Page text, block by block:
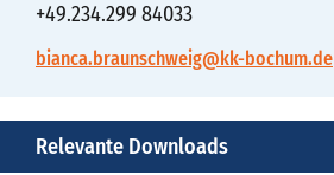
+49.234.299 84033
bianca.braunschweig@kk-bochum.de
Relevante Downloads